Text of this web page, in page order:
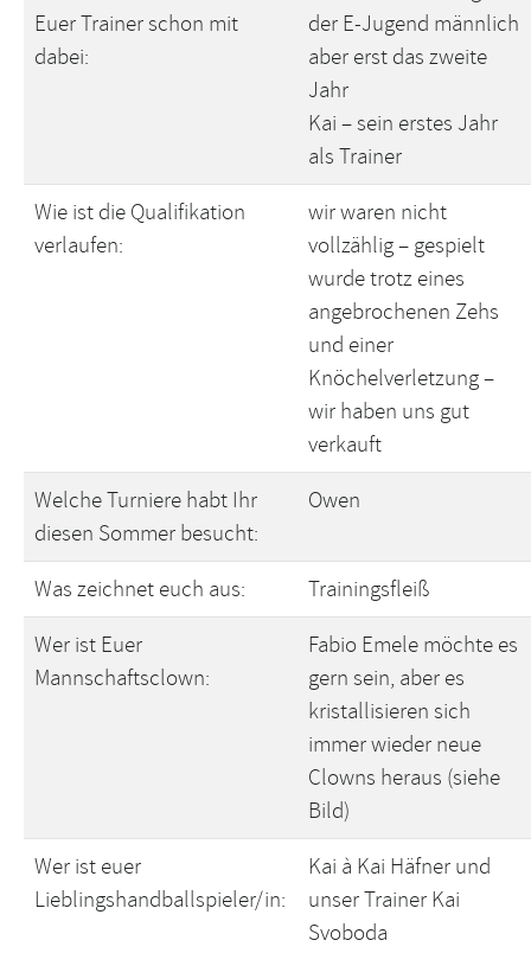
Euer Trainer schon mit
dabei:
der E-Jugend männlich
aber erst das zweite
Jahr
Kai – sein erstes Jahr
als Trainer
Wie ist die Qualifikation
verlaufen:
wir waren nicht
vollzählig – gespielt
wurde trotz eines
angebrochenen Zehs
und einer
Knöchelverletzung –
wir haben uns gut
verkauft
Welche Turniere habt Ihr
diesen Sommer besucht:
Owen
Was zeichnet euch aus:
Trainingsfleiß
Wer ist Euer
Mannschaftsclown:
Fabio Emele möchte es
gern sein, aber es
kristallisieren sich
immer wieder neue
Clowns heraus (siehe
Bild)
Wer ist euer
Lieblingshandballspieler/in:
Kai à Kai Häfner und
unser Trainer Kai
Svoboda